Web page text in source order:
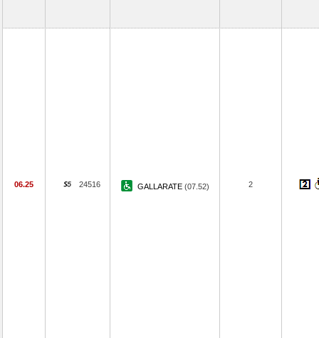
06.25 24516 GALLARATE (07.52) 2